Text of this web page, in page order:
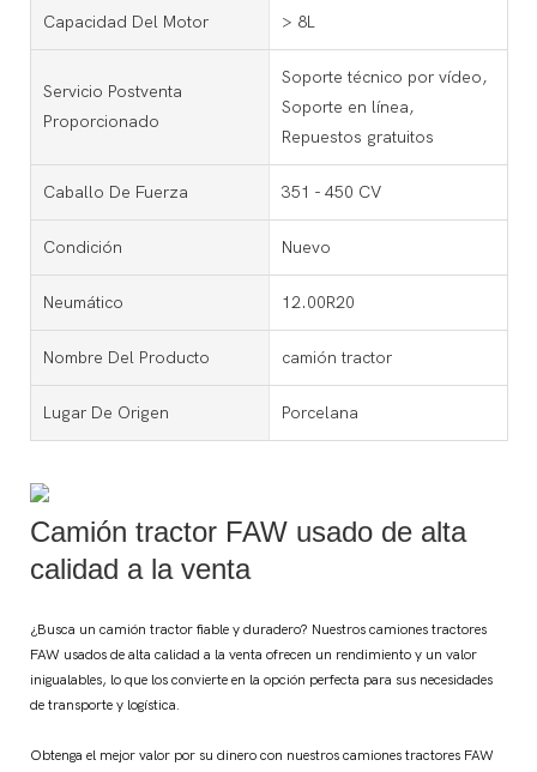
Capacidad Del Motor > 8L
Servicio Postventa
Proporcionado
Soporte técnico por vídeo,
Soporte en línea,
Repuestos gratuitos
Caballo De Fuerza 351 - 450 CV
Condición Nuevo
Neumático 12.00R20
Nombre Del Producto camión tractor
Lugar De Origen Porcelana
Camión tractor FAW usado de alta
calidad a la venta
¿Busca un camión tractor fiable y duradero? Nuestros camiones tractores
FAW usados ​​de alta calidad a la venta ofrecen un rendimiento y un valor
inigualables, lo que los convierte en la opción perfecta para sus necesidades
de transporte y logística.
Obtenga el mejor valor por su dinero con nuestros camiones tractores FAW